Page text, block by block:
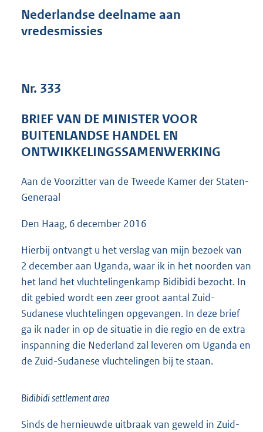
s
:
4
K
Nederlandse deelname aan
vredesmissies
Nr. 333
BRIEF VAN DE MINISTER VOOR
BUITENLANDSE HANDEL EN
ONTWIKKELINGSSAMENWERKING
Aan de Voorzitter van de Tweede Kamer der Staten-
Generaal
Den Haag, 6 december 2016
Hierbij ontvangt u het verslag van mijn bezoek van
2 december aan Uganda, waar ik in het noorden van
het land het vluchtelingenkamp Bidibidi bezocht. In
dit gebied wordt een zeer groot aantal Zuid-
Sudanese vluchtelingen opgevangen. In deze brief
ga ik nader in op de situatie in die regio en de extra
inspanning die Nederland zal leveren om Uganda en
de Zuid-Sudanese vluchtelingen bij te staan.
Bidibidi settlement area
Sinds de hernieuwde uitbraak van geweld in Zuid-